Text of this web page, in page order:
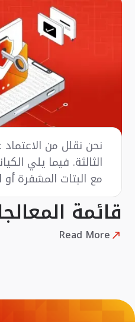
نحن نقلل من
الثالثة. فيما يلي
مع البتات المشفرة أو
قائمة
Read More